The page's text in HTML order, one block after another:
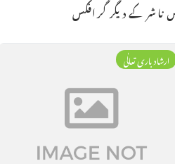
ناشر کے دیگر گرافکس
ارشاد باری تعالٰی